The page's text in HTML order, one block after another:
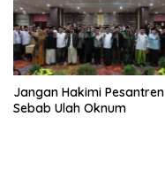
Jangan Hakimi Pesantren
Sebab Ulah Oknum